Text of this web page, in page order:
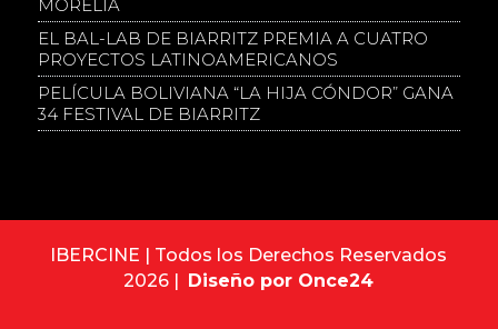
MORELIA
EL BAL-LAB DE BIARRITZ PREMIA A CUATRO
PROYECTOS LATINOAMERICANOS
PELÍCULA BOLIVIANA “LA HIJA CÓNDOR” GANA
34 FESTIVAL DE BIARRITZ
IBERCINE | Todos los Derechos Reservados
2026 | Diseño por Once24